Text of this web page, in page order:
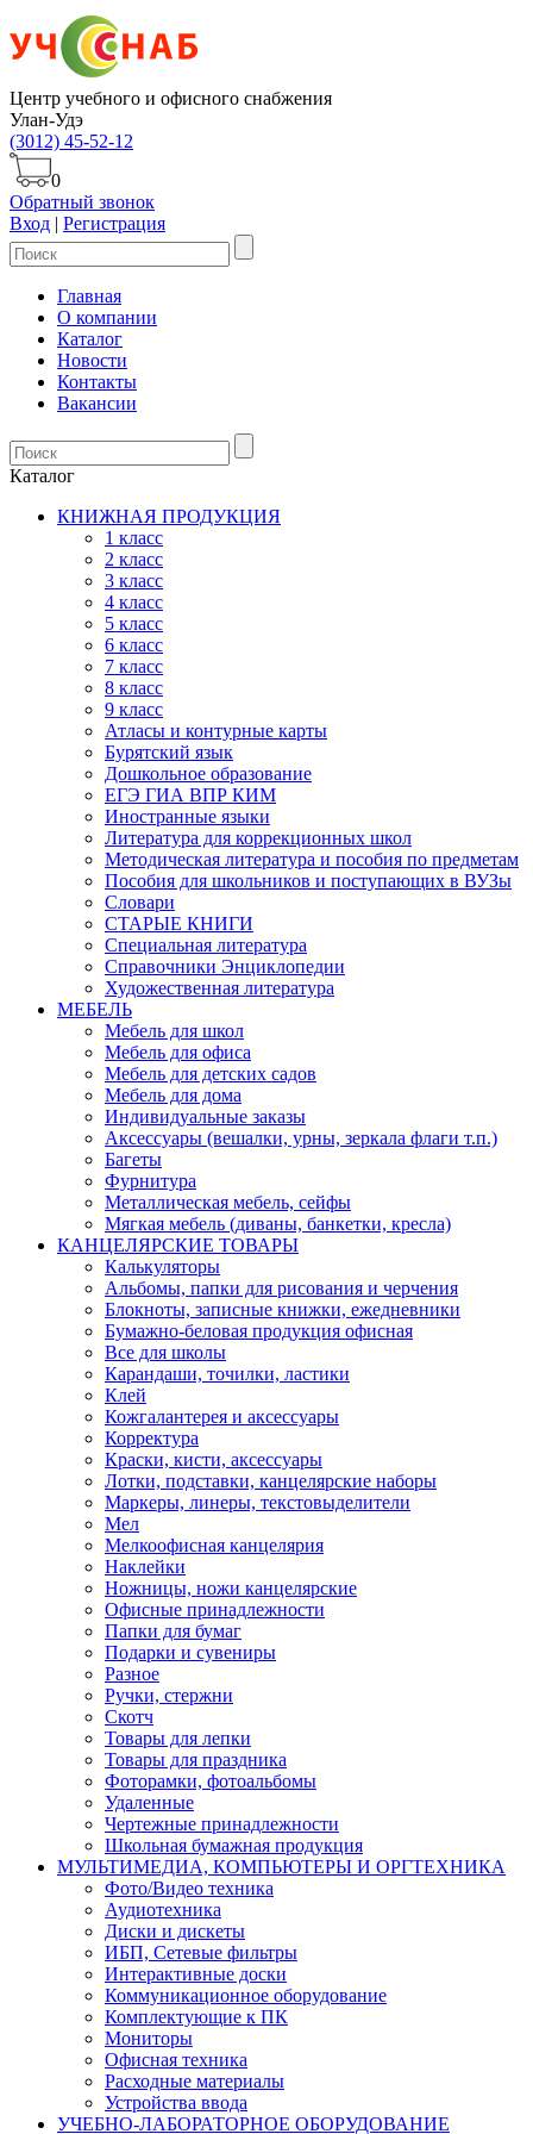
Центр учебного и офисного снабжения
Улан-Удэ
(3012) 45-52-12
0
Обратный звонок
Вход | Регистрация
Главная
О компании
Каталог
Новости
Контакты
Вакансии
Каталог
КНИЖНАЯ ПРОДУКЦИЯ
1 класс
2 класс
3 класс
4 класс
5 класс
6 класс
7 класс
8 класс
9 класс
Атласы и контурные карты
Бурятский язык
Дошкольное образование
ЕГЭ ГИА ВПР КИМ
Иностранные языки
Литература для коррекционных школ
Методическая литература и пособия по предметам
Пособия для школьников и поступающих в ВУЗы
Словари
СТАРЫЕ КНИГИ
Специальная литература
Справочники Энциклопедии
Художественная литература
МЕБЕЛЬ
Мебель для школ
Мебель для офиса
Мебель для детских садов
Мебель для дома
Индивидуальные заказы
Аксессуары (вешалки, урны, зеркала флаги т.п.)
Багеты
Фурнитура
Металлическая мебель, сейфы
Мягкая мебель (диваны, банкетки, кресла)
КАНЦЕЛЯРСКИЕ ТОВАРЫ
Калькуляторы
Альбомы, папки для рисования и черчения
Блокноты, записные книжки, ежедневники
Бумажно-беловая продукция офисная
Все для школы
Карандаши, точилки, ластики
Клей
Кожгалантерея и аксессуары
Корректура
Краски, кисти, аксессуары
Лотки, подставки, канцелярские наборы
Маркеры, линеры, текстовыделители
Мел
Мелкоофисная канцелярия
Наклейки
Ножницы, ножи канцелярские
Офисные принадлежности
Папки для бумаг
Подарки и сувениры
Разное
Ручки, стержни
Скотч
Товары для лепки
Товары для праздника
Фоторамки, фотоальбомы
Удаленные
Чертежные принадлежности
Школьная бумажная продукция
МУЛЬТИМЕДИА, КОМПЬЮТЕРЫ И ОРГТЕХНИКА
Фото/Видео техника
Аудиотехника
Диски и дискеты
ИБП, Сетевые фильтры
Интерактивные доски
Коммуникационное оборудование
Комплектующие к ПК
Мониторы
Офисная техника
Расходные материалы
Устройства ввода
УЧЕБНО-ЛАБОРАТОРНОЕ ОБОРУДОВАНИЕ